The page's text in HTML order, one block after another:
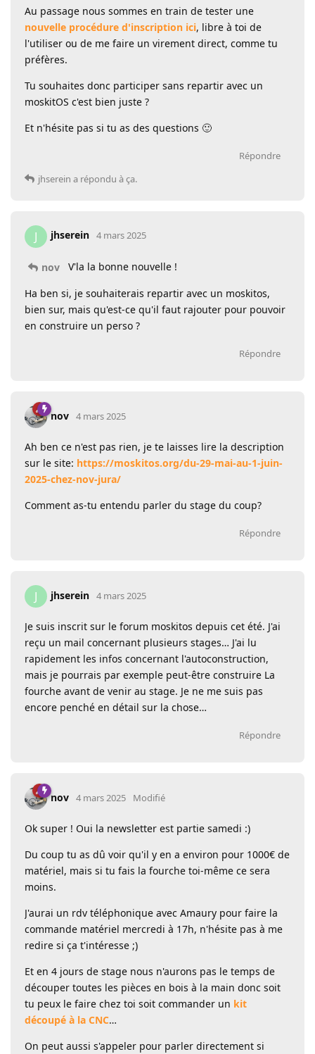
Au passage nous sommes en train de tester une
nouvelle procédure d'inscription ici, libre à toi de
l'utiliser ou de me faire un virement direct, comme tu
préfères.
Tu souhaites donc participer sans repartir avec un
moskitOS c'est bien juste ?
Et n'hésite pas si tu as des questions 🙂
Répondre
jhserein a répondu à ça.
J jhserein 4 mars 2025
nov V'la la bonne nouvelle !
Ha ben si, je souhaiterais repartir avec un moskitos,
bien sur, mais qu'est-ce qu'il faut rajouter pour pouvoir
en construire un perso ?
Répondre
nov 4 mars 2025
Ah ben ce n'est pas rien, je te laisses lire la description
sur le site: https://moskitos.org/du-29-mai-au-1-juin-
2025-chez-nov-jura/
Comment as-tu entendu parler du stage du coup?
Répondre
J jhserein 4 mars 2025
Je suis inscrit sur le forum moskitos depuis cet été. J'ai
reçu un mail concernant plusieurs stages… J'ai lu
rapidement les infos concernant l'autoconstruction,
mais je pourrais par exemple peut-être construire La
fourche avant de venir au stage. Je ne me suis pas
encore penché en détail sur la chose…
Répondre
nov 4 mars 2025 Modifié
Ok super ! Oui la newsletter est partie samedi :)
Du coup tu as dû voir qu'il y en a environ pour 1000€ de
matériel, mais si tu fais la fourche toi-même ce sera
moins.
J'aurai un rdv téléphonique avec Amaury pour faire la
commande matériel mercredi à 17h, n'hésite pas à me
redire si ça t'intéresse ;)
Et en 4 jours de stage nous n'aurons pas le temps de
découper toutes les pièces en bois à la main donc soit
tu peux le faire chez toi soit commander un kit
découpé à la CNC…
On peut aussi s'appeler pour parler directement si